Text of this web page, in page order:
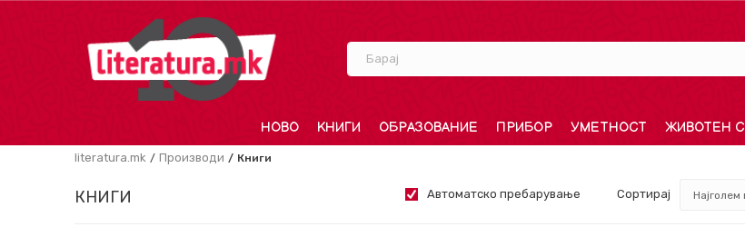
Барај
НОВО КНИГИ ОБРАЗОВАНИЕ ПРИБОР УМЕТНОСТ ЖИВОТЕН
literatura.mk Производи Книги
КНИГИ Автоматско пребарување Сортирај